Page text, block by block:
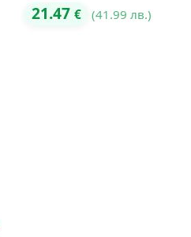
21.47 € (41.99 лв.)